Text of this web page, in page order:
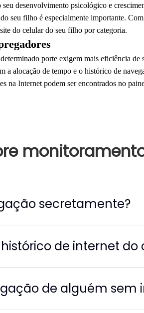
desenvolvimento psicológico e
seu filho é especialmente importante.
do celular do seu filho por categoria.
porte exigem mais eficiência
a alocação de tempo e o histórico de
na Internet podem ser encontrados no
secretamente?
de internet do
de alguém sem